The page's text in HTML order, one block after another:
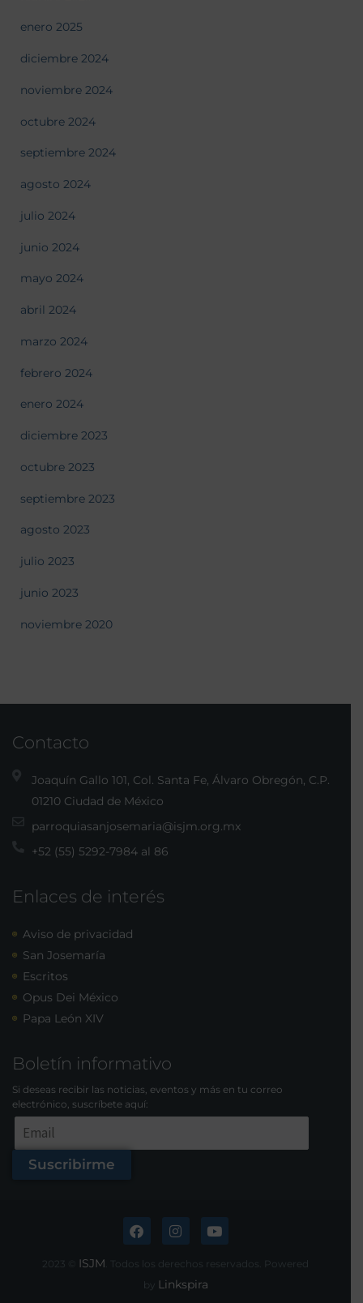
enero 2025
diciembre 2024
noviembre 2024
octubre 2024
septiembre 2024
agosto 2024
julio 2024
junio 2024
mayo 2024
abril 2024
marzo 2024
febrero 2024
enero 2024
diciembre 2023
octubre 2023
septiembre 2023
agosto 2023
julio 2023
junio 2023
noviembre 2020
Contacto
Joaquín Gallo 101, Col. Santa Fe, Álvaro Obregón, C.P.
01210 Ciudad de México
parroquiasanjosemaria@isjm.org.mx
+52 (55) 5292-7984 al 86
Enlaces de interés
Aviso de privacidad
San Josemaría
Escritos
Opus Dei México
Papa León XIV
Boletín informativo
Si deseas recibir las noticias, eventos y más en tu correo
electrónico, suscríbete aquí:
Suscribirme
2023 © ISJM . Todos los derechos reservados. Powered
by Linkspira